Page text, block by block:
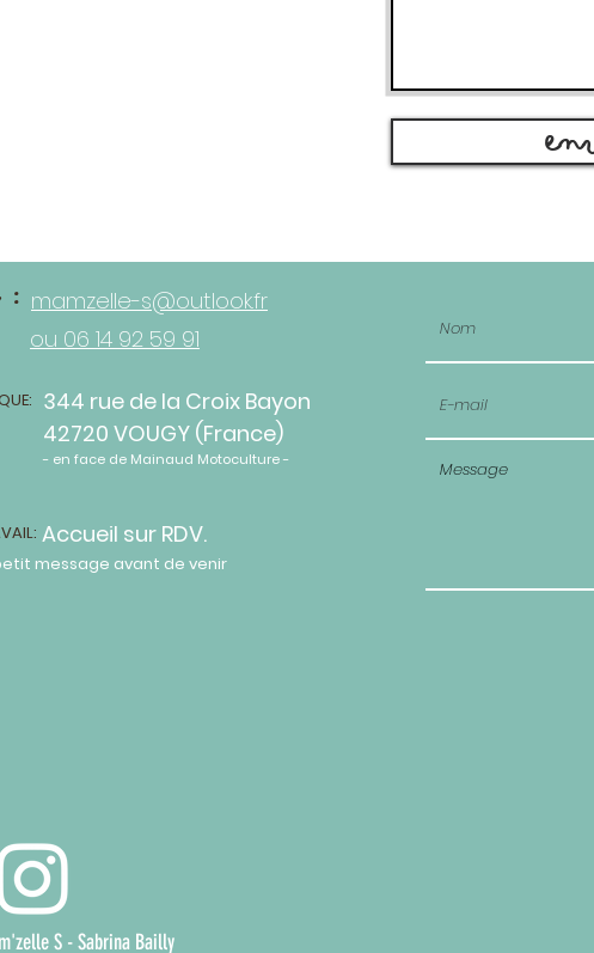
:mamzelle-s@outlook.fr
ou 06 14 92 59 91
344 rue de la Croix Bayon
42720 VOUGY (France)
- en face de Mainaud Motoculture -
Accueil sur RDV.
message avant de venir
S - Sabrina Bailly